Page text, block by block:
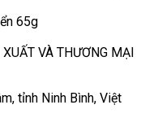
65g
VÀ THƯƠNG MẠI
tỉnh Ninh Bình, Việt